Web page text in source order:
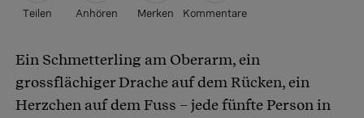
Teilen Anhören Merken Kommentare
Artikel teilen
Ein Schmetterling am Oberarm, ein
grossflächiger Drache auf dem Rücken, ein
Herzchen auf dem Fuss – jede fünfte Person in